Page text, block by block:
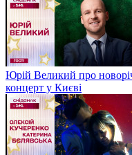
Юрій Великий про
концерт у Києві